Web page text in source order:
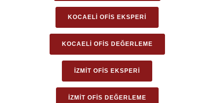
KOCAELI OFIS EKSPERI
KOCAELI OFIS DEĞERLEME
İZMIT OFIS EKSPERI
İZMIT OFIS DEĞERLEME